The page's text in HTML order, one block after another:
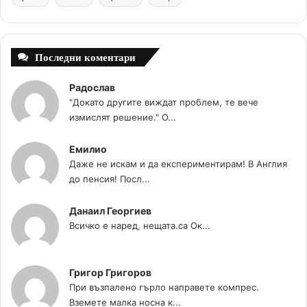
t
m
Последни коментари
Радослав
"Докато другите виждат проблем, те вече
измислят решение." О...
Емилио
Даже не искам и да експериментирам! В Англия
до пенсия! Посл...
Данаил Георгиев
Всичко е наред, нещата.са Ок...
Григор Григоров
При възпалено гърло направете компрес.
Вземете малка носна к...